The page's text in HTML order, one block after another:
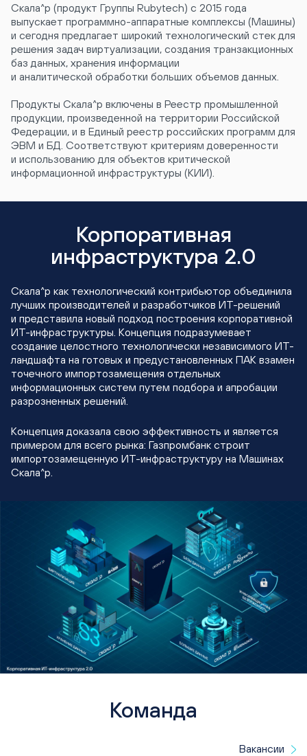
Скала^р (продукт Группы Rubytech) с 2015 года
выпускает программно-аппаратные комплексы (Машины)
и сегодня предлагает широкий технологический стек для
решения задач виртуализации, создания транзакционных
баз данных, хранения информации
и аналитической обработки больших объемов данных.
Продукты Скала^р включены в Реестр промышленной
продукции, произведенной на территории Российской
Федерации, и в Единый реестр российских программ для
ЭВМ и БД. Соответствуют критериям доверенности
и использованию для объектов критической
информационной инфраструктуры (КИИ).
Корпоративная
инфраструктура 2.0
Скала^р как технологический контрибьютор объединила
лучших производителей и разработчиков ИТ-решений
и представила новый подход построения корпоративной
ИТ-инфраструктуры. Концепция подразумевает
создание целостного технологически независимого ИТ-
ландшафта на готовых и предустановленных ПАК взамен
точечного импортозамещения отдельных
информационных систем путем подбора и апробации
разрозненных решений.
Концепция доказала свою эффективность и является
примером для всего рынка: Газпромбанк строит
импортозамещенную ИТ-инфраструктуру на Машинах
Скала^р.
Команда
Вакансии